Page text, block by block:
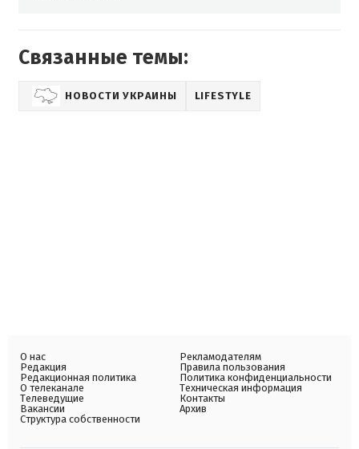
Связанные темы:
НОВОСТИ УКРАИНЫ LIFESTYLE
О нас
Редакция
Редакционная политика
О телеканале
Телеведущие
Вакансии
Структура собственности
Рекламодателям
Правила пользования
Политика конфиденциальности
Техническая информация
Контакты
Архив